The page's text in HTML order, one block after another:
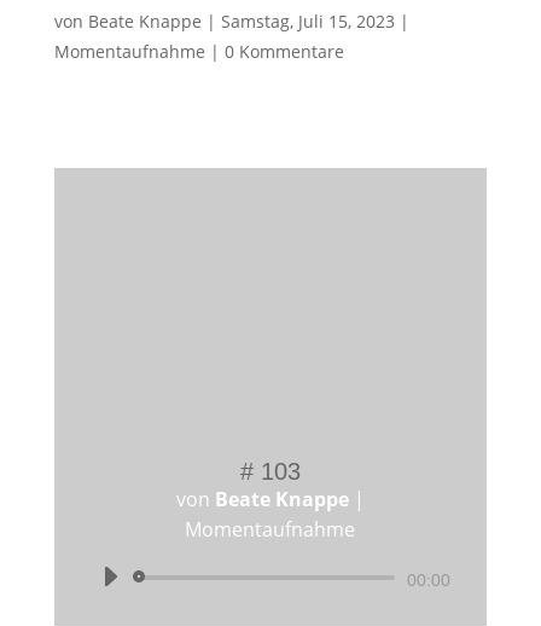
von Beate Knappe | Samstag, Juli 15, 2023 |
Momentaufnahme | 0 Kommentare
# 103
von Beate Knappe|
Momentaufnahme
Audio-
00:00